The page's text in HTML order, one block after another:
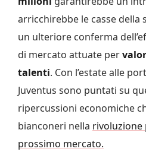
arricchirebbe le casse della
un ulteriore conferma
di mercato attuate per
talenti. Con l’estate alle
Juventus sono puntati su
ripercussioni economiche
bianconeri nella rivoluzione
prossimo mercato.